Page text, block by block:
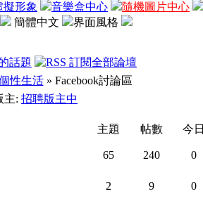
擬形象 音樂盒中心 隨機圖片中心
簡體中文 界面風格
話題
性生活» Facebook討論區
主: 招聘版主中
主題 帖數 今日
65 240 0
2 9 0